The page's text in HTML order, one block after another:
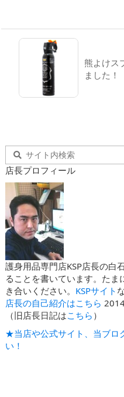
熊よけス
ました！
店長プロフィール
護身用品専門店KSP店長の白
ることを書いています。た
き合いください。 KSPサイト
店長の自己紹介はこちら
（旧店長日記はこちら ）
★当店や公式サイト、当ブロ
い！